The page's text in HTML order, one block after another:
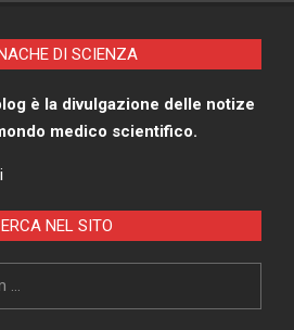
DI SCIENZA
è la divulgazione delle notize
medico scientifico.
NEL SITO